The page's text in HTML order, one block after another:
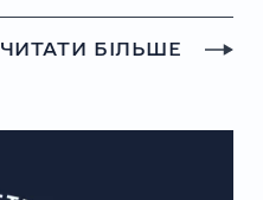
ЧИТАТИ БІЛЬШЕ